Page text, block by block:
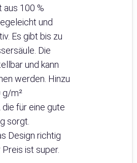
100 %
und
Es gibt bis zu
Die
und kann
werden. Hinzu
g/m²
für eine gute
sorgt.
Design richtig
ist super.